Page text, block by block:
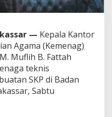
— Kepala Kantor
Agama (Kemenag)
Muflih B. Fattah
teknis
SKP di Badan
Sabtu